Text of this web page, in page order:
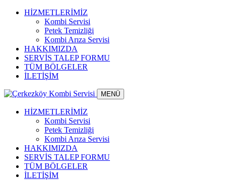
HİZMETLERİMİZ
Kombi Servisi
Petek Temizliği
Kombi Arıza Servisi
HAKKIMIZDA
SERVİS TALEP FORMU
TÜM BÖLGELER
İLETİŞİM
MENÜ
HİZMETLERİMİZ
Kombi Servisi
Petek Temizliği
Kombi Arıza Servisi
HAKKIMIZDA
SERVİS TALEP FORMU
TÜM BÖLGELER
İLETİŞİM